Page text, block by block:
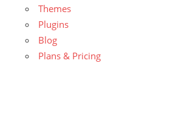
Themes
Plugins
Blog
Plans & Pricing